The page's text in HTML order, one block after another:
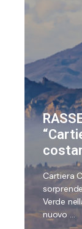
Cartiera
Verde
nuovo …